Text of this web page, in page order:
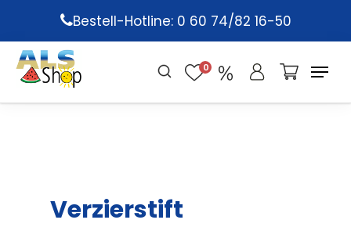
main
content
Bestell-Hotline: 0 60 74/82 16-50
0
Verzierstift